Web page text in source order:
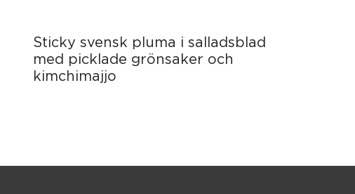
Sticky svensk pluma i salladsblad
med picklade grönsaker och
kimchimajjo